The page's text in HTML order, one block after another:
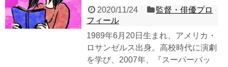
2020/11/24
監督・俳優プロ
フィール
1989年6月20日生まれ、アメリカ・
ロサンゼルス出身。高校時代に演劇
を学び、2007年、『スーパーバッ